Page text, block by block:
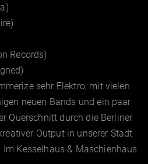
Records)
sehr Elektro, mit vielen
neuen Bands und ein paar
Querschnitt durch die Berliner
Output in unserer Stadt
Kesselhaus & Maschienhaus